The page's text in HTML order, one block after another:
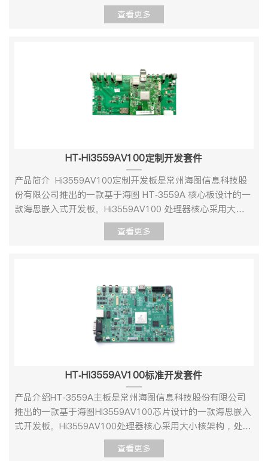
计支持，为客户二次开发快速转化产品提供强有力的技术保
障。HT-3536A 定制开发套件集多种优势于一身，强劲的处
出接口，最大输出 2560 x1600@60fps 支持
1 个 BT.1120 高清输出接口，可通过任意高清接口
（HDMI、VGA、BT.1120）输出，在 DDR 模式下最大可输
置CPUHT-HI3536AMPUA55 八核 1.4GHz存储内存
DDR44GB存储EMMC8GB连接器BTB连接器间距0.5mm，
320Pin板载功能接口电源电源输入DV12V/2A(与主板配套使
用时，从主板供电)网口11000M/100M/10M硬盘存储
SATAUBS3.0转SATA 6GbpsRTC纽扣电池RTC纽扣电池供
电（与主板配套使用时，通过底板接口安装电池）CVBS
部按键软件复位DC12电源输入
RS232*2UART1,UART2RS485*1UART3GPIOSATA供电
RTC电池工作环境操作温度：0℃～＋70℃；湿度:RH40%～
RH90%（不结露）软件规格参数 Linux Uboot版本U-
载方式串口/网口 Device DriverSerial port串口驱动RTC
硬件时钟驱动，保存系统时间Ethernet10/100/1000M 以太
网卡驱动USB hostUSB 2.0 host 驱动MMC/SDMMC/SD 控
制器驱动I2SI2S 总线驱动OUPTHDMI 输出驱动DDRDDR驱
动AUDIOINPUT/OUTPUT输入/输出声卡驱动TCP/IP提供完
整的TCP/IP 协议配置系统和服务Ifconfig/route等用于网络
查看更多
HT-Hi3559AV100定制开发套件
产品简介 Hi3559AV100定制开发板是常州海图信息科技股
份有限公司推出的一款基于海图 HT-3559A 核心板设计的一
款海思嵌入式开发板。Hi3559AV100 处理器核心采用大小
核架构，处理核心由双核 ARM Cortex-A73@1.6GHz、双
核 ARM Cortex-A53 @1.2GHz 以及单核 ARM Cortex-
供了良好的 OpenCL 1.1/1.2/2.0 支 持。 HT-3559A 主板提
供 4K@60 HDMI 输入、4K@30 HDMI 输入、4K@60 输
出、 1080P@60 输出、USB3.0、SDIO3.0、SATA、2 路
10M/100M/1000 网络、RS232、 RS485、GPIO 等丰富外
置处理器Hi3559AV100MPU双核ARM Cortex-
A73@1.6GHz双核ARM Cortex-A53@1.2GHz单核ARM
Cortex-A53@1.2GHzGPU双核 ARM Mali
G71@900MHzDSP四核DSP@700MHz（软件接口由海思
SDK封装，不对外开放）NPU双核NNIE@840MHz神经网络
加速引擎存储内存DDR4DDR4*4 8Gb*4存储
查看更多
HT-Hi3559AV100标准开发套件
产品介绍HT-3559A主板是常州海图信息科技股份有限公司
推出的一款基于海图HI3559AV100芯片设计的一款海思嵌入
式开发板。Hi3559AV100处理器核心采用大小核架构，处理
核心由双核ARM Cortex-A73@1.6GHz、双核ARM Cortex-
A53 @1.2GHz以及单核ARM Cortex-A53@1.2GHz组成，
查看更多